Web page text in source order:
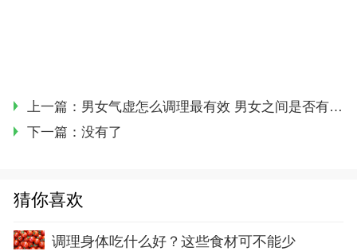
上一篇： 男女气虚怎么调理最有效 男女之间是否有差异
下一篇：没有了
猜你喜欢
调理身体吃什么好？这些食材可不能少